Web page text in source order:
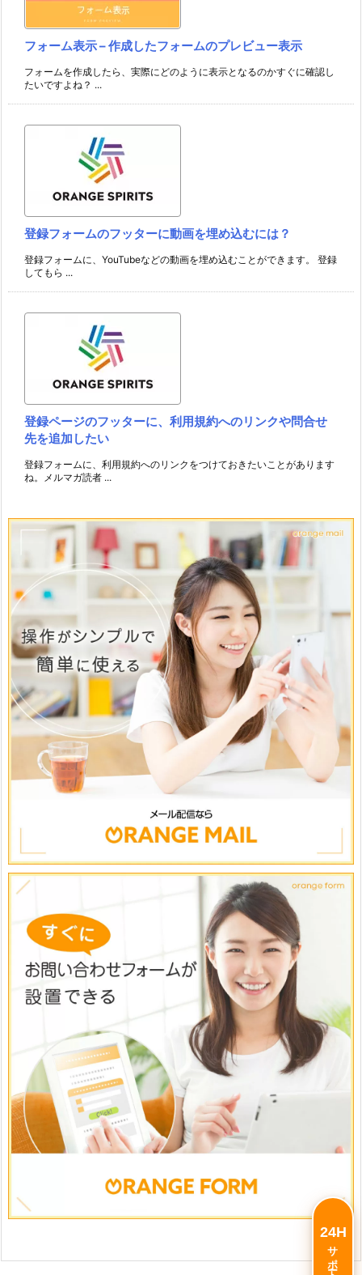
フォーム表示 – 作成したフォームのプレビュー表示
フォームを作成したら、実際にどのように表示となるのかすぐに確認し
たいですよね？ ...
登録フォームのフッターに動画を埋め込むには？
登録フォームに、YouTubeなどの動画を埋め込むことができます。 登録
してもら ...
登録ページのフッターに、利用規約へのリンクや問合せ
先を追加したい
登録フォームに、利用規約へのリンクをつけておきたいことがあります
ね。メルマガ読者 ...
24H
サポート